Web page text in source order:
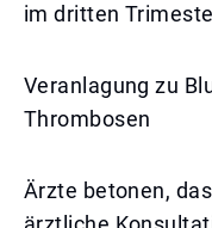
im dritten
Veranlagung zu
Thrombosen
Ärzte betonen,